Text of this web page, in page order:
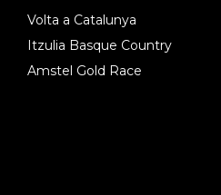
Volta a Catalunya
Itzulia Basque Country
Amstel Gold Race